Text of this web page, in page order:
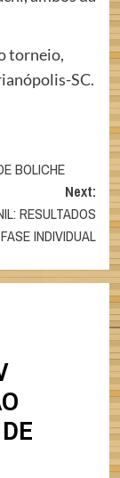
torneio,
SC.
BOLICHE
Next:
RESULTADOS
INDIVIDUAL